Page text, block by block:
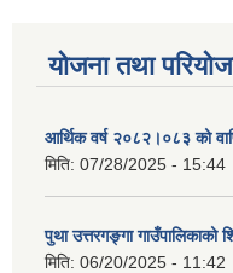
योजना तथा
आर्थिक वर्ष २०८२।०८३ को
मिति: 07/28/2025 - 15:44
पुथा उत्तरगङ्गा गाउँपालिकाको
मिति: 06/20/2025 - 11:42